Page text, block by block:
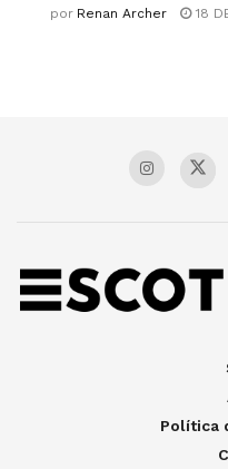
por Renan Archer 18
Política